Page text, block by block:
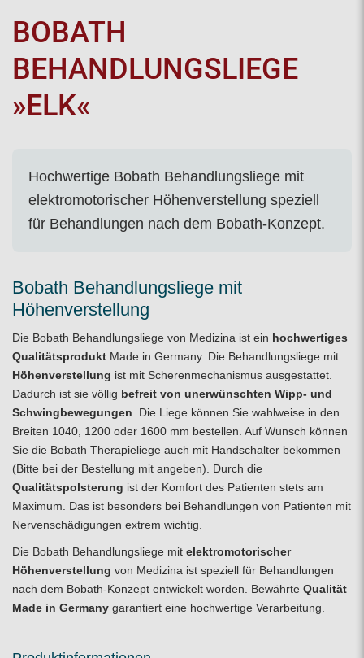
BOBATH
BEHANDLUNGSLIEGE
»ELK«
Hochwertige Bobath Behandlungsliege mit
elektromotorischer Höhenverstellung speziell
für Behandlungen nach dem Bobath-Konzept.
Bobath Behandlungsliege mit
Höhenverstellung
Die Bobath Behandlungsliege von Medizina ist ein hochwertiges
Qualitätsprodukt Made in Germany. Die Behandlungsliege mit
Höhenverstellung ist mit Scherenmechanismus ausgestattet.
Dadurch ist sie völlig befreit von unerwünschten Wipp- und
Schwingbewegungen . Die Liege können Sie wahlweise in den
Breiten 1040, 1200 oder 1600 mm bestellen. Auf Wunsch können
Sie die Bobath Therapieliege auch mit Handschalter bekommen
(Bitte bei der Bestellung mit angeben). Durch die
Qualitätspolsterung ist der Komfort des Patienten stets am
Maximum. Das ist besonders bei Behandlungen von Patienten mit
Nervenschädigungen extrem wichtig.
Die Bobath Behandlungsliege mit elektromotorischer
Höhenverstellung von Medizina ist speziell für Behandlungen
nach dem Bobath-Konzept entwickelt worden. Bewährte Qualität
Made in Germany garantiert eine hochwertige Verarbeitung.